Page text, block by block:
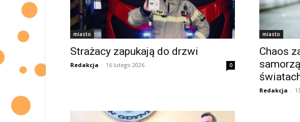
miasto
Strażacy zapukają do drzwi
Redakcja - 16 lutego 2026 0
miasto
Chaos
Redakcja -